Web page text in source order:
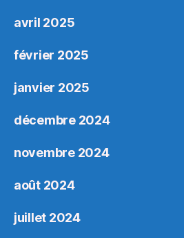
avril 2025
février 2025
janvier 2025
décembre 2024
novembre 2024
août 2024
juillet 2024